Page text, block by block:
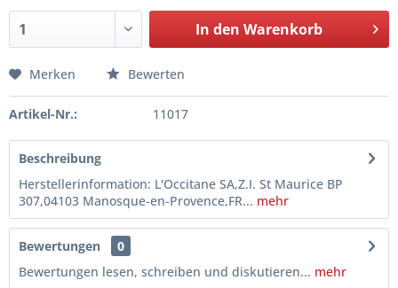
In den Warenkorb
Merken Bewerten
Artikel-Nr.: 11017
Beschreibung
Herstellerinformation: L'Occitane SA,Z.I. St Maurice BP
307,04103 Manosque-en-Provence,FR... mehr
Bewertungen
0
Bewertungen lesen, schreiben und diskutieren... mehr